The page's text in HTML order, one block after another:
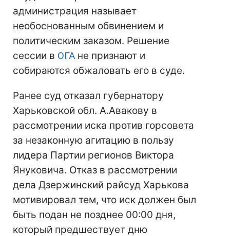
администрация называет
необоснованным обвинением и
политическим заказом. Решение
сессии в ОГА не признают и
собираются обжаловать его в суде.
Ранее суд отказал губернатору
Харьковской обл. А.Авакову в
рассмотрении иска против горсовета
за незаконную агитацию в пользу
лидера Партии регионов Виктора
Януковича. Отказ в рассмотрении
дела Дзержинский райсуд Харькова
мотивировал тем, что иск должен был
быть подан не позднее 00:00 дня,
который предшествует дню